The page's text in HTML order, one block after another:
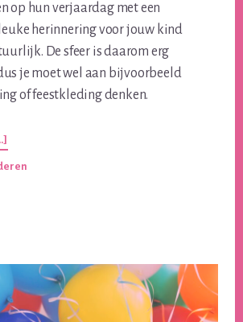
op hun verjaardag met een
leuke herinnering voor jouw kind
De sfeer is daarom erg
je moet wel aan bijvoorbeeld
of feestkleding denken.
ORGANISEREN?
GEBRUIK